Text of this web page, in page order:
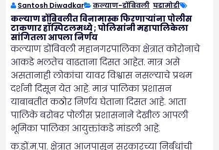
Santosh Diwadkar कल्याण-डोंबिवली घडामोडी
कल्याण डोंबिवलीत विनामास्क फिरणाऱ्यांना पोलीस
टाकणार हॉस्पिटलमध्ये ; पोलिसांनी महापालिकेला
सांगितला आपला निर्णय
कल्याण डोंबिवली महानगरपालिका क्षेत्रात कोरोनाचे
आकडे भलतेच वाढताना दिसत आहेत. मात्र असे
असतानाही लोकांचा यावर विश्वास नसल्याचे प्रथम
दर्शनी दिसून येत आहे. मात्र पालिका प्रशासन
याबाबतीत कठोर निर्णय घेताना दिसत आहे. आता
पालिके बरोबर पोलीस प्रशासनाने देखील आपली
भूमिका पालिका आयुक्तांकडे मांडली आहे.
क.डों.म.पा. क्षेत्रात आजपासून सरकारच्या निर्बंधांची